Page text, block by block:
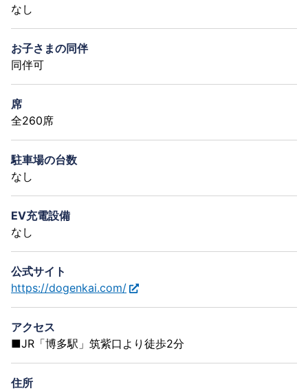
なし
お子さまの同伴
同伴可
席
全260席
駐車場の台数
なし
EV充電設備
なし
公式サイト
https://dogenkai.com/
アクセス
■JR「博多駅」筑紫口より徒歩2分
住所